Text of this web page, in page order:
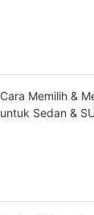
Cara Memilih &
untuk Sedan &